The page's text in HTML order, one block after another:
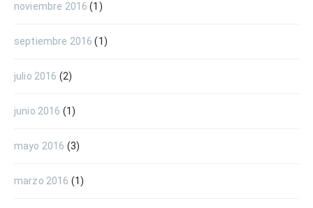
noviembre 2016 (1)
septiembre 2016 (1)
julio 2016 (2)
junio 2016 (1)
mayo 2016 (3)
marzo 2016 (1)